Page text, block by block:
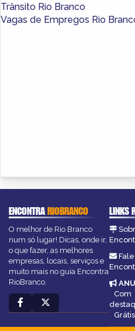
Trânsito Rio Branco
Vagas de Empregos Rio
ENCONTRARIOBRANCO
O melhor de Rio Branco
num só lugar! Dicas, onde ir,
o que fazer, as melhores
empresas, locais, serviços e
muito mais no guia Encontra
RioBranco.
LINKS
Com
Grátis